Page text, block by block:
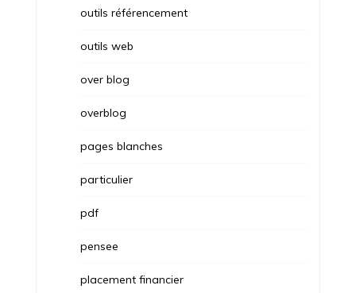
outils référencement
outils web
over blog
overblog
pages blanches
particulier
pdf
pensee
placement financier